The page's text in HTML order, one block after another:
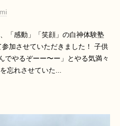
「感動」「笑顔」の白神体験塾
加させていただきました！ 子供
でやるぞーー〜ー」とやる気満々
忘れさせていた...